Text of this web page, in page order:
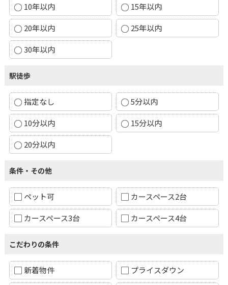
10年以内
15年以内
20年以内
25年以内
30年以内
駅徒歩
指定なし
5分以内
10分以内
15分以内
20分以内
条件・その他
ペット可
カースペース2台
カースペース3台
カースペース4台
こだわりの条件
新着物件
プライスダウン